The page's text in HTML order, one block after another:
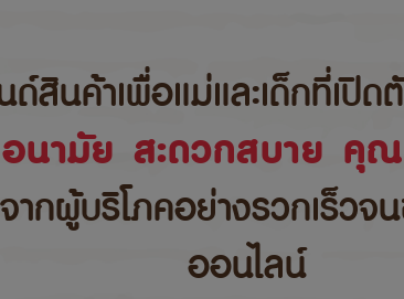
สินค้าเพื่อแม่และเด็กที่เ
นามัย สะดวกสบาย คุ
ากผู้บริโภคอย่างรวกเร็ว
ออนไลน์